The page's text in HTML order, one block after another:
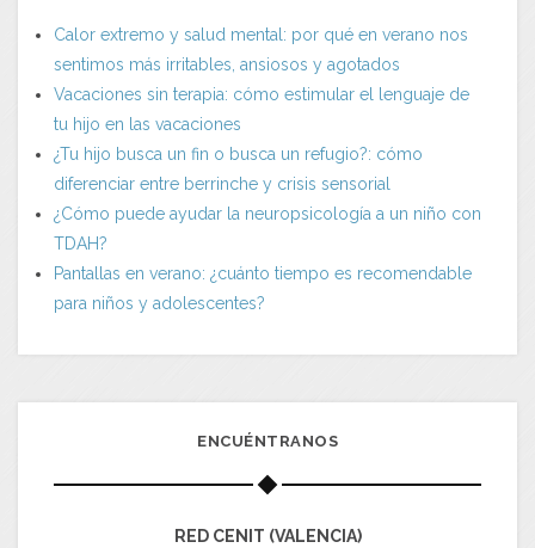
Calor extremo y salud mental: por qué en verano nos
sentimos más irritables, ansiosos y agotados
Vacaciones sin terapia: cómo estimular el lenguaje de
tu hijo en las vacaciones
¿Tu hijo busca un fin o busca un refugio?: cómo
diferenciar entre berrinche y crisis sensorial
¿Cómo puede ayudar la neuropsicología a un niño con
TDAH?
Pantallas en verano: ¿cuánto tiempo es recomendable
para niños y adolescentes?
ENCUÉNTRANOS
RED CENIT (VALENCIA)